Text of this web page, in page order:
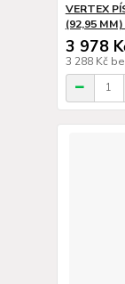
VERTEX
(92,95
3 978
3 288 Kč